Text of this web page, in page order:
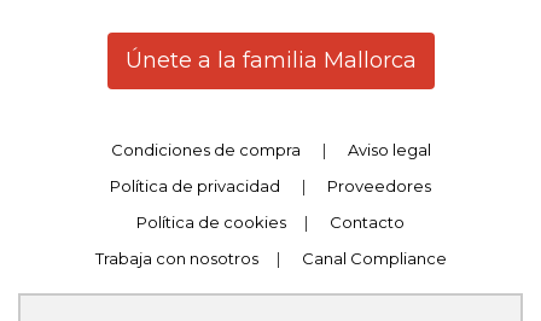
Únete a la familia Mallorca
Condiciones de compra |
Aviso legal
Política de privacidad
|
Proveedores
Política de cookies
|
Contacto
Trabaja con nosotros
| Canal Compliance